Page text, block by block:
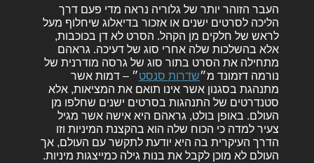
העבר הזוהר יותר של גלוריה נראה מדי פעם דרך
הליכה לסרטים ישנים או אזכור בדיאלוג שיחלוף מעל
לראש של חלקים מן הקהל. הסרט לא דן בכוכבות,
אלא בהשלכות שלה אחרי סוג של דעיכה. גראהם
מתחילה את הסרט בתור סוג של גרסה מודרנית של
נורמה דזמונד מ״שדרות סנסט״ – דמות אשר
מתנהגת בסגנון אשר אינו תואם את המציאות, אלא
סטנדרטים של התנהגות בסרטים ישנים שחלפו מן
העולם. באופן בולט, גראהם היא אישה אשר מגיל
צעיר למדה כי הכוח שלה הוא בהקצנת המיניות וזו
הדרך העיקרית בה היא יודעת לתקשר עם העולם, אך
העולם לא מוכן לקבל את בנות גילה כמייצגות מיניות.